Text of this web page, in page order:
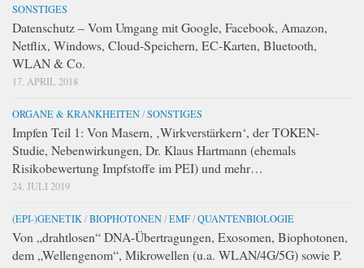
SONSTIGES
Datenschutz – Vom Umgang mit Google, Facebook, Amazon,
Netflix, Windows, Cloud-Speichern, EC-Karten, Bluetooth,
WLAN & Co.
17. APRIL 2018
ORGANE & KRANKHEITEN/SONSTIGES
Impfen Teil 1: Von Masern, ‚Wirkverstärkern‘, der TOKEN-
Studie, Nebenwirkungen, Dr. Klaus Hartmann (ehemals
Risikobewertung Impfstoffe im PEI) und mehr…
24. JULI 2019
(EPI-)GENETIK /BIOPHOTONEN/EMF/QUANTENBIOLOGIE
Von „drahtlosen“ DNA-Übertragungen, Exosomen, Biophotonen,
dem „Wellengenom“, Mikrowellen (u.a. WLAN/4G/5G) sowie P.